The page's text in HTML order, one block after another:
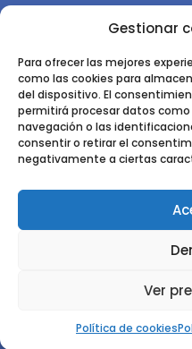
Gestionar
Para ofrecer las mejores
como las cookies para
del dispositivo. El
permitirá procesar datos
navegación o las
consentir o retirar el
negativamente a ciertas
Ver
Política de cookies
El 9CFE es una
Instituto de
Ctra. de la Coruña
DERECHOS RESERVADOS.